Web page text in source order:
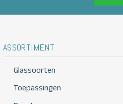
ASSORTIMENT
Glassoorten
Toepassingen